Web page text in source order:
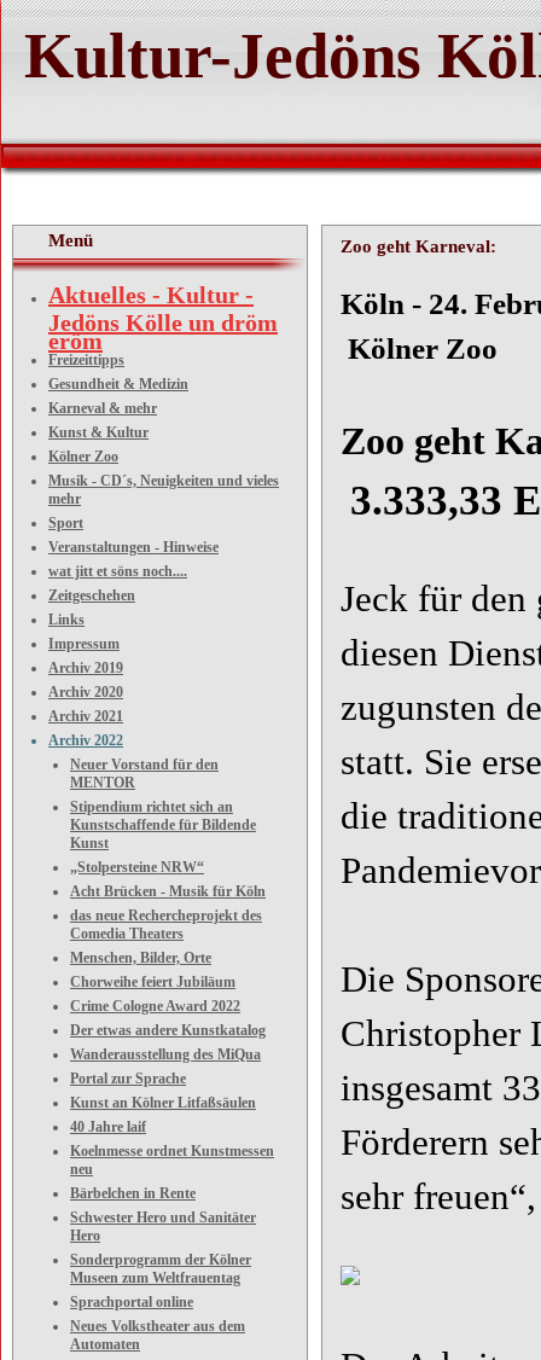
Kultur-Jedöns
Menü
Aktuelles - Kultur -
Jedöns Kölle un dröm
eröm
Freizeittipps
Gesundheit & Medizin
Karneval & mehr
Kunst & Kultur
Kölner Zoo
Musik - CD´s, Neuigkeiten und vieles
mehr
Sport
Veranstaltungen - Hinweise
wat jitt et söns noch....
Zeitgeschehen
Links
Impressum
Archiv 2019
Archiv 2020
Archiv 2021
Archiv 2022
Neuer Vorstand für den
MENTOR
Stipendium richtet sich an
Kunstschaffende für Bildende
Kunst
„Stolpersteine NRW“
Acht Brücken - Musik für Köln
das neue Rechercheprojekt des
Comedia Theaters
Menschen, Bilder, Orte
Chorweihe feiert Jubiläum
Crime Cologne Award 2022
Der etwas andere Kunstkatalog
Wanderausstellung des MiQua
Portal zur Sprache
Kunst an Kölner Litfaßsäulen
40 Jahre laif
Koelnmesse ordnet Kunstmessen
neu
Bärbelchen in Rente
Schwester Hero und Sanitäter
Hero
Sonderprogramm der Kölner
Museen zum Weltfrauentag
Sprachportal online
Neues Volkstheater aus dem
Automaten
Zoo geht Karneval:
Köln
Kölner Zoo
Zoo geht
3.333,33
Jeck für
diesen
zugunsten
statt. Sie
die
Die
Christopher
insgesamt
Förderern
sehr